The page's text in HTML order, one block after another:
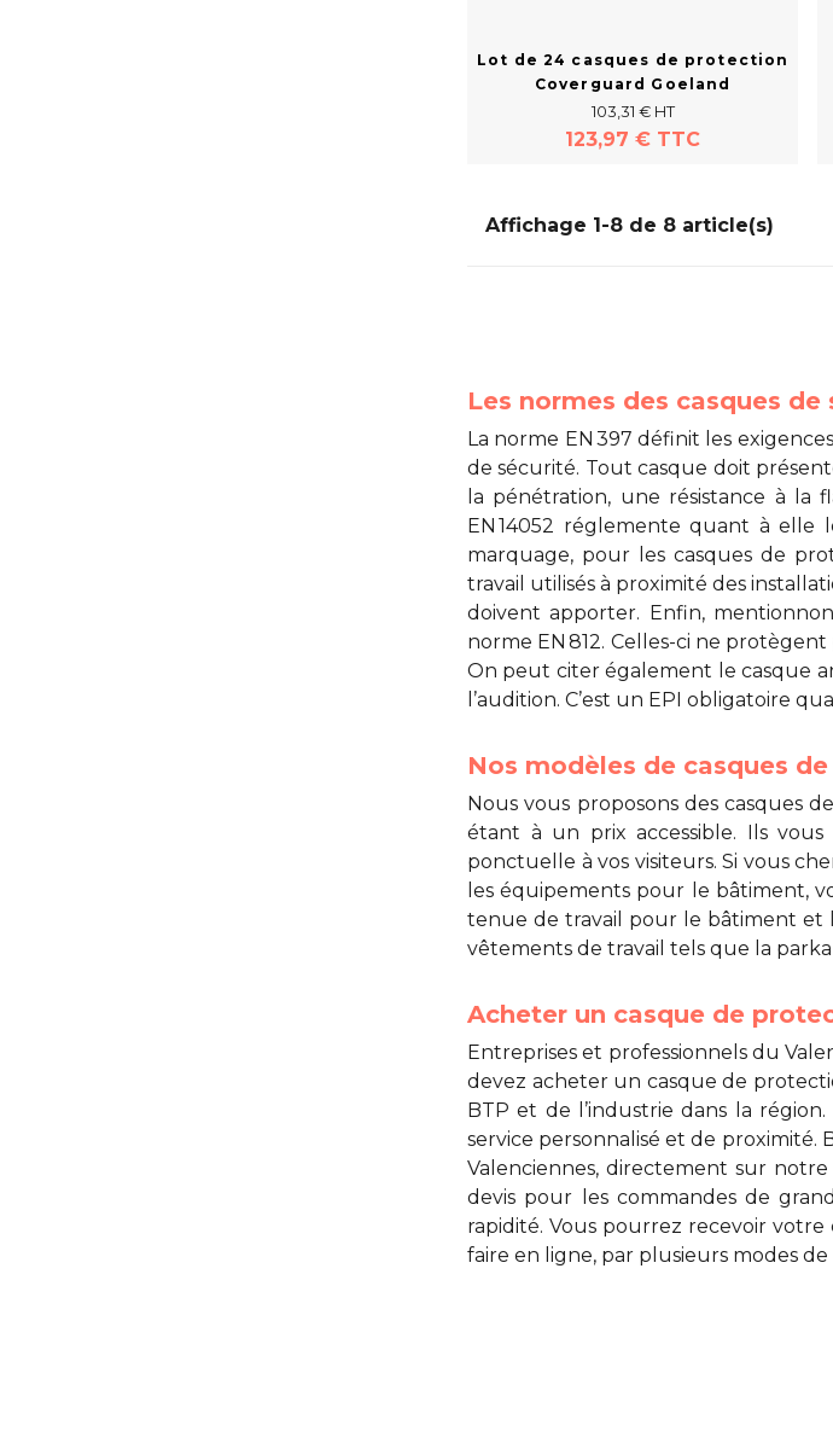
Lot de 24 casques de protection
Coverguard Goeland
103,31 € HT
123,97 € TTC
Affichage 1-8 de 8 article(s)
Les normes des casques de
La norme EN 397 définit les
de sécurité. Tout casque doit
la pénétration, une résistance à la
EN 14052 réglemente quant à elle
marquage, pour les casques de
travail utilisés à proximité des
doivent apporter. Enfin,
norme EN 812. Celles-ci ne
On peut citer également le casque
l’audition. C’est un EPI obligatoire
Nos modèles de casques
Nous vous proposons descasques
étant à un prix accessible. Ils
ponctuelle à vos visiteurs. Si vous
les équipements pour le bâtiment,
tenue de travail pour le bâtiment et
vêtements de travail tels que la
Acheter un casque de
Entreprises et professionnels du
devez acheter un casque de
BTP et de l’industrie dans la
service personnalisé et de
Valenciennes, directement sur notre
devis pour les commandes de
rapidité. Vous pourrez recevoir
faire en ligne, par plusieurs modes